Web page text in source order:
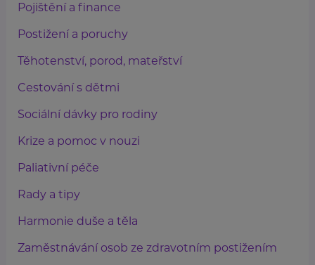
Pojištění a finance
Postižení a poruchy
Těhotenství, porod, mateřství
Cestování s dětmi
Sociální dávky pro rodiny
Krize a pomoc v nouzi
Paliativní péče
Rady a tipy
Harmonie duše a těla
Zaměstnávání osob ze zdravotním postižením